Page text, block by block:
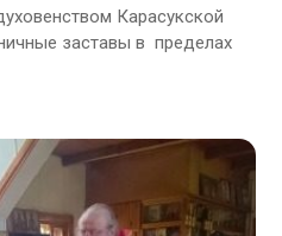
Карасукской
заставы в пределах